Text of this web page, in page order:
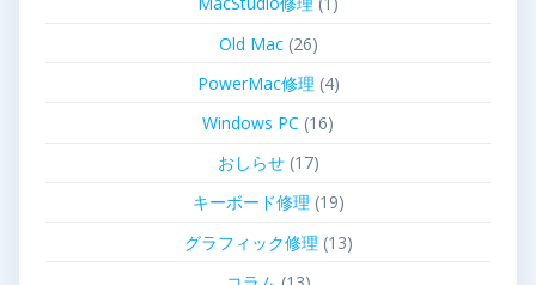
Old Mac(26)
PowerMac修理 (4)
Windows PC (16)
おしらせ(17)
キーボード修理 (19)
グラフィック修理 (13)